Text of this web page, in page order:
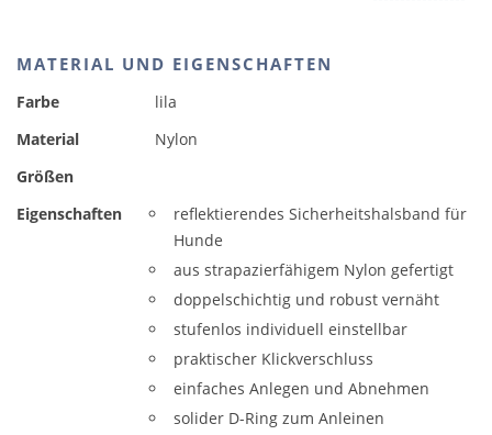
MATERIAL UND EIGENSCHAFTEN
Farbe
lila
Material
Nylon
Größen
Eigenschaften
reflektierendes Sicherheitshalsband für
Hunde
aus strapazierfähigem Nylon gefertigt
doppelschichtig und robust vernäht
stufenlos individuell einstellbar
praktischer Klickverschluss
einfaches Anlegen und Abnehmen
solider D-Ring zum Anleinen